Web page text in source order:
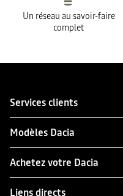
Un réseau au savoir-faire
complet
Services clients
Modèles Dacia
Achetez votre Dacia
Liens directs